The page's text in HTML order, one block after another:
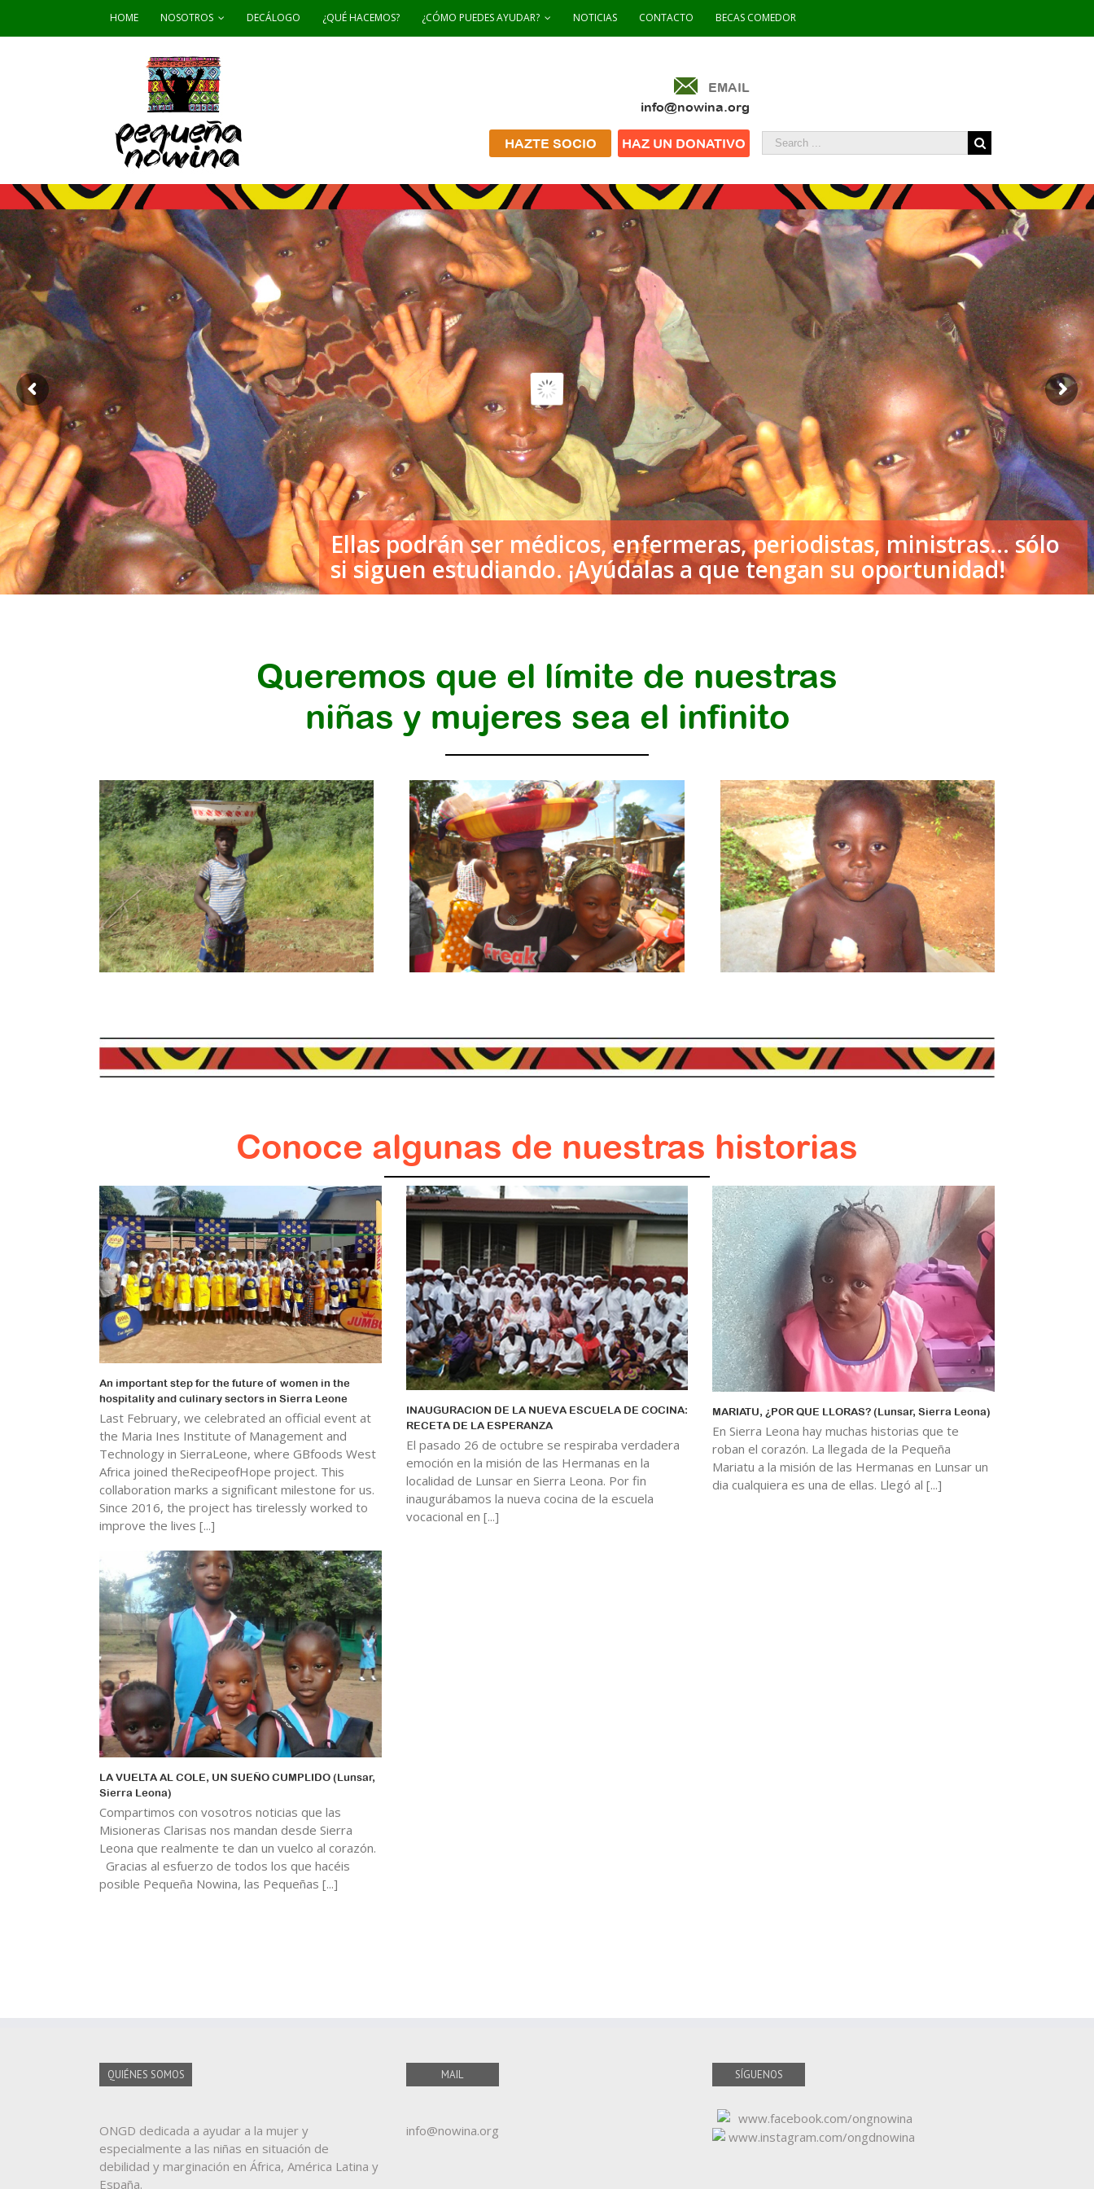
HOME NOSOTROS DECÁLOGO ¿QUÉ HACEMOS? ¿CÓMO PUEDES AYUDAR? NOTICIAS CONTACTO BECAS COMEDOR
EMAIL
info@nowina.org
HAZTE SOCIO HAZ UN DONATIVO
Queremos que el límite de nuestras
niñas y mujeres sea el infinito
Conoce algunas de nuestras historias
An important step for the future of women in the
hospitality and culinary sectors in Sierra Leone
Last February, we celebrated an official event at
the Maria Ines Institute of Management and
Technology in SierraLeone, where GBfoods West
Africa joined theRecipeofHope project. This
collaboration marks a significant milestone for us.
Since 2016, the project has tirelessly worked to
improve the lives [...]
INAUGURACION DE LA NUEVA ESCUELA DE COCINA:
RECETA DE LA ESPERANZA
El pasado 26 de octubre se respiraba verdadera
emoción en la misión de las Hermanas en la
localidad de Lunsar en Sierra Leona. Por fin
inaugurábamos la nueva cocina de la escuela
vocacional en [...]
MARIATU, ¿POR QUE LLORAS? (Lunsar, Sierra Leona)
En Sierra Leona hay muchas historias que te
roban el corazón. La llegada de la Pequeña
Mariatu a la misión de las Hermanas en Lunsar un
dia cualquiera es una de ellas. Llegó al [...]
LA VUELTA AL COLE, UN SUEÑO CUMPLIDO (Lunsar,
Sierra Leona)
Compartimos con vosotros noticias que las
Misioneras Clarisas nos mandan desde Sierra
Leona que realmente te dan un vuelco al corazón.
Gracias al esfuerzo de todos los que hacéis
posible Pequeña Nowina, las Pequeñas [...]
QUIÉNES SOMOS
ONGD dedicada a ayudar a la mujer y
especialmente a las niñas en situación de
debilidad y marginación en África, América Latina y
España.
MAIL
info@nowina.org
SÍGUENOS
www.facebook.com/ongnowina
www.instagram.com/ongdnowina